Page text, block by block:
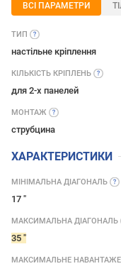
ВСІ ПАРАМЕТРИ
ТИП
настільне кріплення
КІЛЬКІСТЬ КРІПЛЕНЬ
для 2-х панелей
МОНТАЖ
струбцина
ХАРАКТЕРИСТИКИ
МІНІМАЛЬНА ДІАГОНАЛЬ
17 "
МАКСИМАЛЬНА ДІАГОНАЛЬ
35 "
МАКСИМАЛЬНЕ